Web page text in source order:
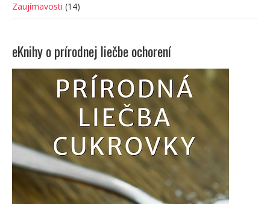
Zaujímavosti (14)
eKnihy o prírodnej liečbe ochorení